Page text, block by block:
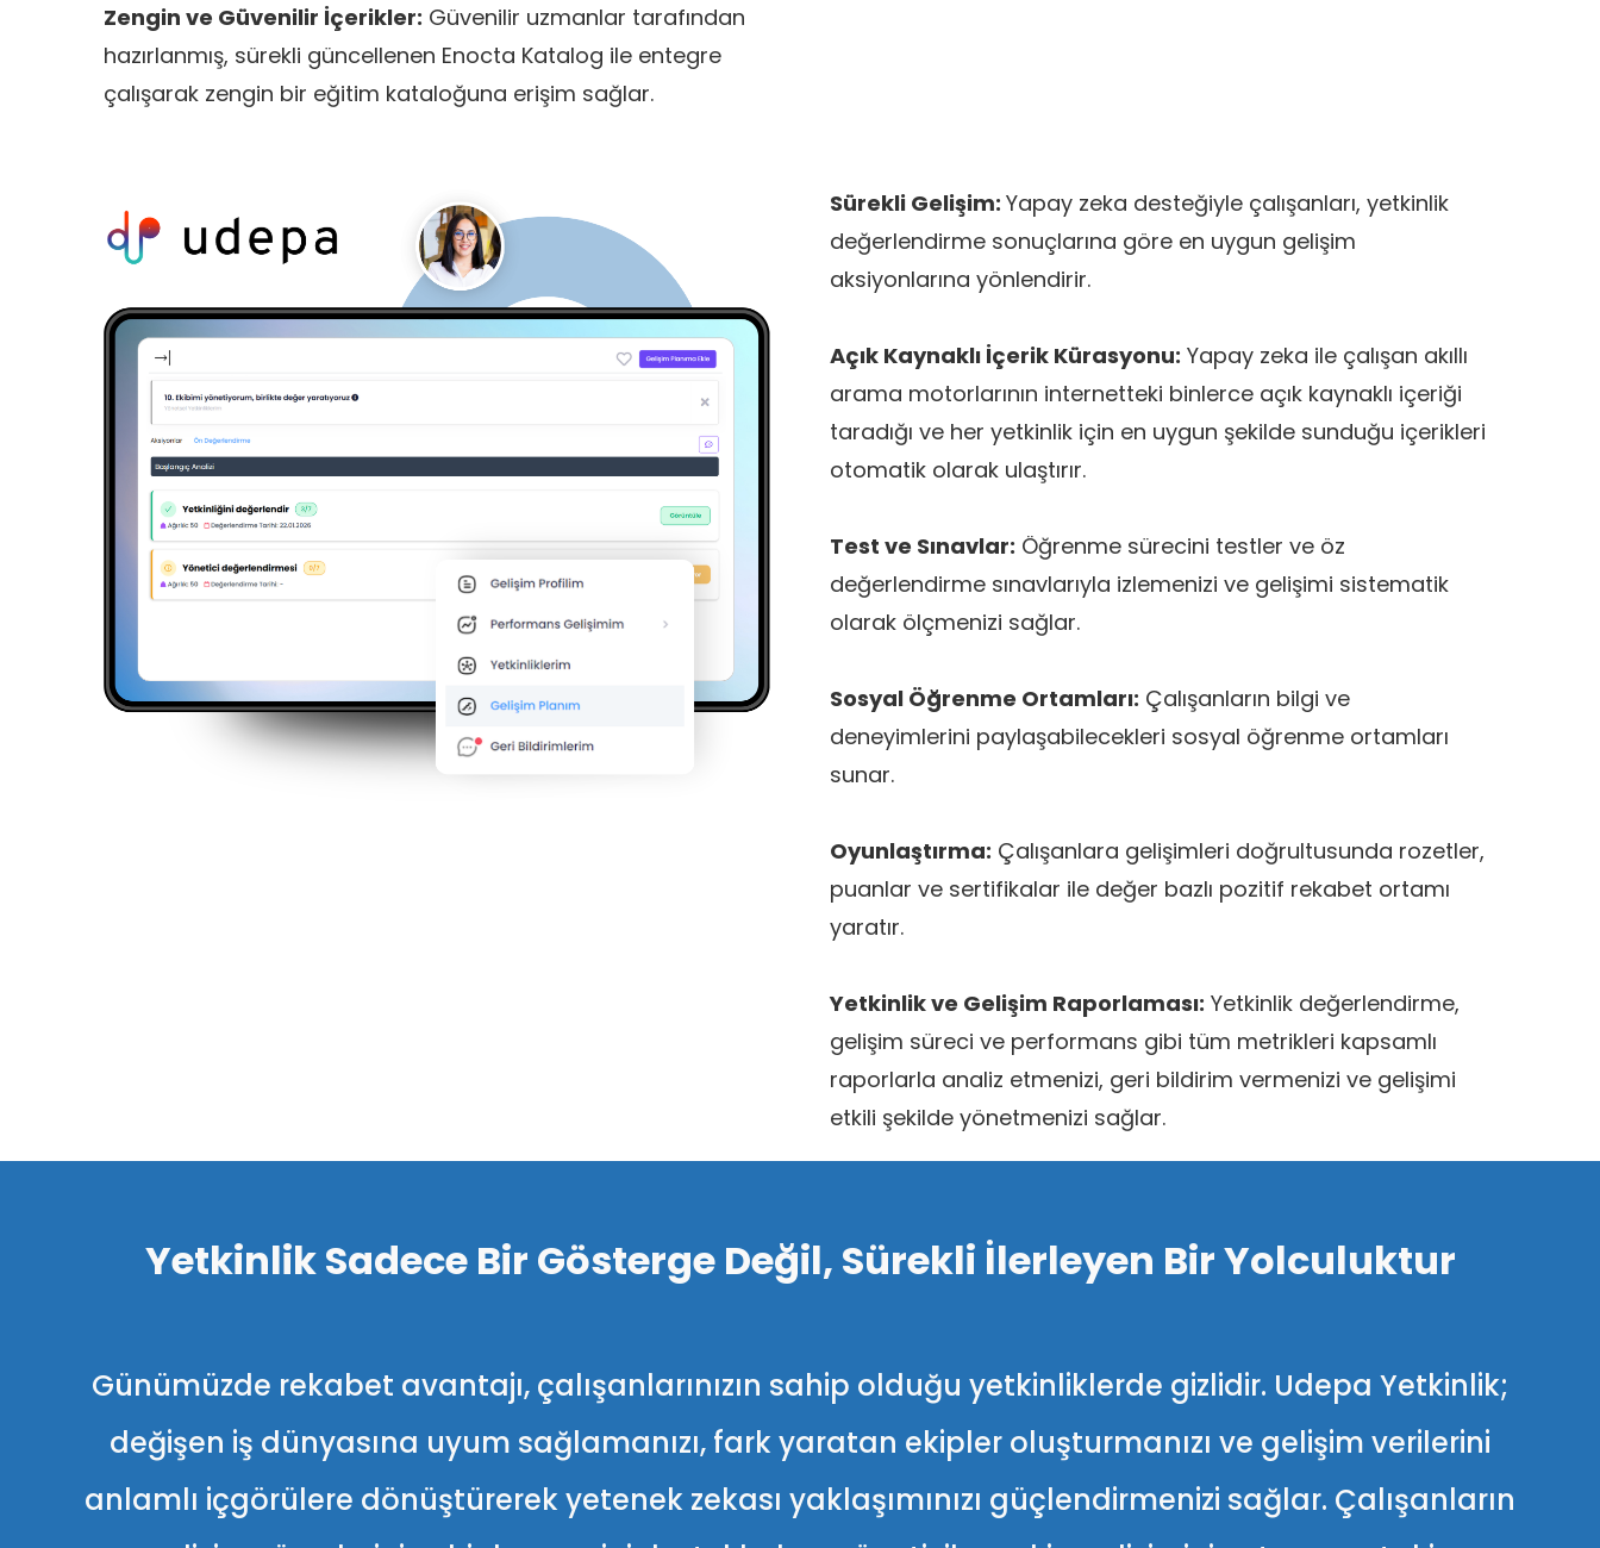
Zengin ve Güvenilir İçerikler: Güvenilir uzmanlar tarafından
hazırlanmış, sürekli güncellenen Enocta Katalog ile entegre
çalışarak zengin bir eğitim kataloğuna erişim sağlar.
Sürekli Gelişim: Yapay zeka desteğiyle çalışanları, yetkinlik
değerlendirme sonuçlarına göre en uygun gelişim
aksiyonlarına yönlendirir.
Açık Kaynaklı İçerik Kürasyonu: Yapay zeka ile çalışan akıllı
arama motorlarının internetteki binlerce açık kaynaklı içeriği
taradığı ve her yetkinlik için en uygun şekilde sunduğu içerikleri
otomatik olarak ulaştırır.
Test ve Sınavlar: Öğrenme sürecini testler ve öz
değerlendirme sınavlarıyla izlemenizi ve gelişimi sistematik
olarak ölçmenizi sağlar.
Sosyal Öğrenme Ortamları: Çalışanların bilgi ve
deneyimlerini paylaşabilecekleri sosyal öğrenme ortamları
sunar.
Oyunlaştırma: Çalışanlara gelişimleri doğrultusunda rozetler,
puanlar ve sertifikalar ile değer bazlı pozitif rekabet ortamı
yaratır.
Yetkinlik ve Gelişim Raporlaması: Yetkinlik değerlendirme,
gelişim süreci ve performans gibi tüm metrikleri kapsamlı
raporlarla analiz etmenizi, geri bildirim vermenizi ve gelişimi
etkili şekilde yönetmenizi sağlar.
Yetkinlik Sadece Bir Gösterge Değil, Sürekli İlerleyen Bir Yolculuktur
Günümüzde rekabet avantajı, çalışanlarınızın sahip olduğu yetkinliklerde gizlidir. Udepa Yetkinlik;
değişen iş dünyasına uyum sağlamanızı, fark yaratan ekipler oluşturmanızı ve gelişim verilerini
anlamlı içgörülere dönüştürerek yetenek zekası yaklaşımınızı güçlendirmenizi sağlar. Çalışanların